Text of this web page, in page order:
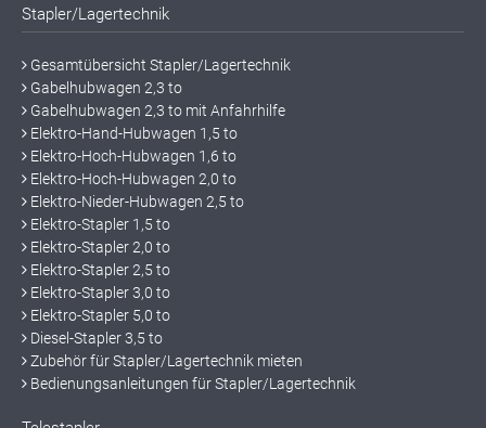
Stapler/Lagertechnik
Gesamtübersicht Stapler/Lagertechnik
Gabelhubwagen 2,3 to
Gabelhubwagen 2,3 to mit Anfahrhilfe
Elektro-Hand-Hubwagen 1,5 to
Elektro-Hoch-Hubwagen 1,6 to
Elektro-Hoch-Hubwagen 2,0 to
Elektro-Nieder-Hubwagen 2,5 to
Elektro-Stapler 1,5 to
Elektro-Stapler 2,0 to
Elektro-Stapler 2,5 to
Elektro-Stapler 3,0 to
Elektro-Stapler 5,0 to
Diesel-Stapler 3,5 to
Zubehör für Stapler/Lagertechnik mieten
Bedienungsanleitungen für Stapler/Lagertechnik